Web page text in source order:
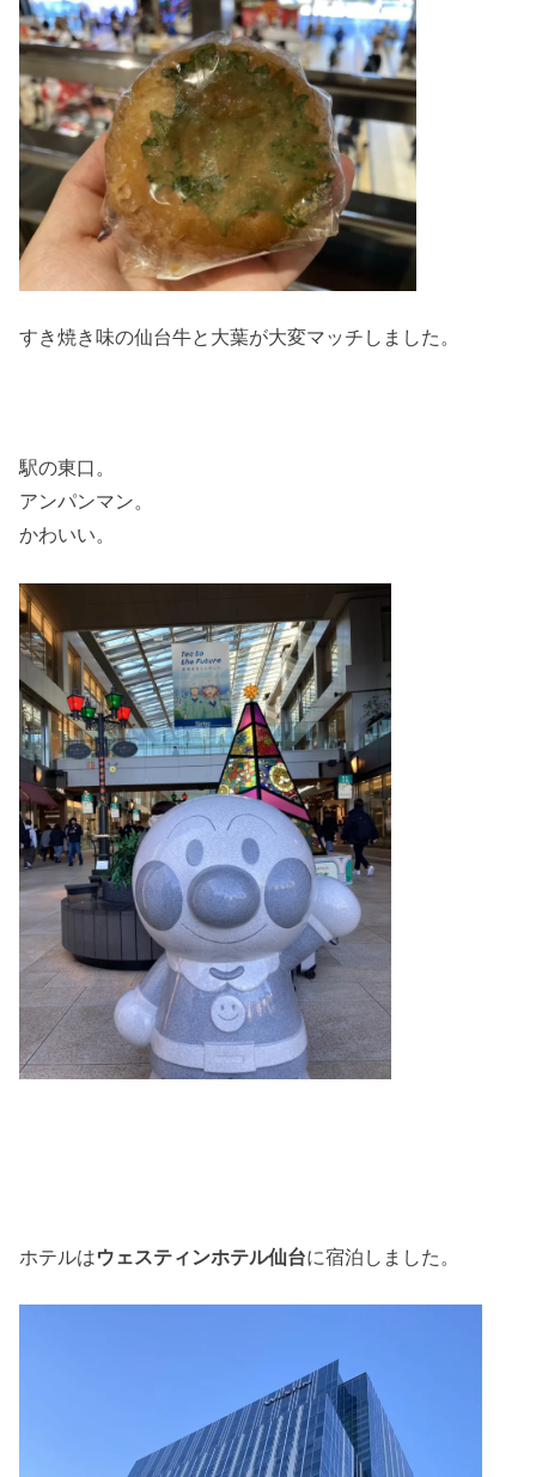
すき焼き味の仙台牛と大葉が大変マッチしました。
駅の東口。
アンパンマン。
かわいい。
ホテルはウェスティンホテル仙台に宿泊しました。